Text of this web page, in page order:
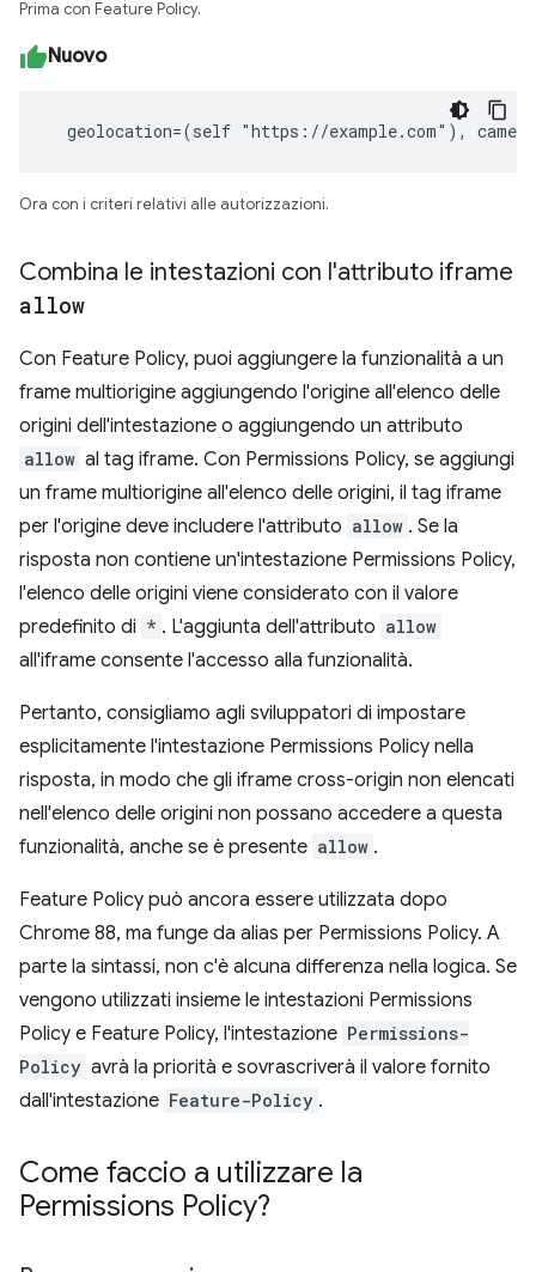
Prima con Feature Policy.
Nuovo
geolocation=(self "https://example.com"),
Ora con i criteri relativi alle autorizzazioni.
Combina le intestazioni con l'attributo iframe
allow
Con Feature Policy, puoi aggiungere la funzionalità a un
frame multiorigine aggiungendo l'origine all'elenco delle
origini dell'intestazione o aggiungendo un attributo
allow al tag iframe. Con Permissions Policy, se aggiungi
un frame multiorigine all'elenco delle origini, il tag iframe
per l'origine deve includere l'attributo allow . Se la
risposta non contiene un'intestazione Permissions Policy,
l'elenco delle origini viene considerato con il valore
predefinito di * . L'aggiunta dell'attributo allow
all'iframe consente l'accesso alla funzionalità.
Pertanto, consigliamo agli sviluppatori di impostare
esplicitamente l'intestazione Permissions Policy nella
risposta, in modo che gli iframe cross-origin non elencati
nell'elenco delle origini non possano accedere a questa
funzionalità, anche se è presente allow .
Feature Policy può ancora essere utilizzata dopo
Chrome 88, ma funge da alias per Permissions Policy. A
parte la sintassi, non c'è alcuna differenza nella logica. Se
vengono utilizzati insieme le intestazioni Permissions
Policy e Feature Policy, l'intestazione Permissions-
Policy avrà la priorità e sovrascriverà il valore fornito
dall'intestazione Feature-Policy .
Come faccio a utilizzare la
Permissions Policy?